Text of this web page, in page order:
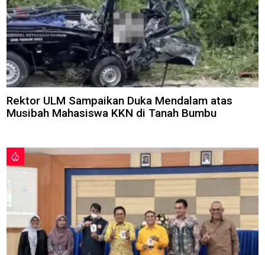
Rektor ULM Sampaikan Duka Mendalam atas
Musibah Mahasiswa KKN di Tanah Bumbu